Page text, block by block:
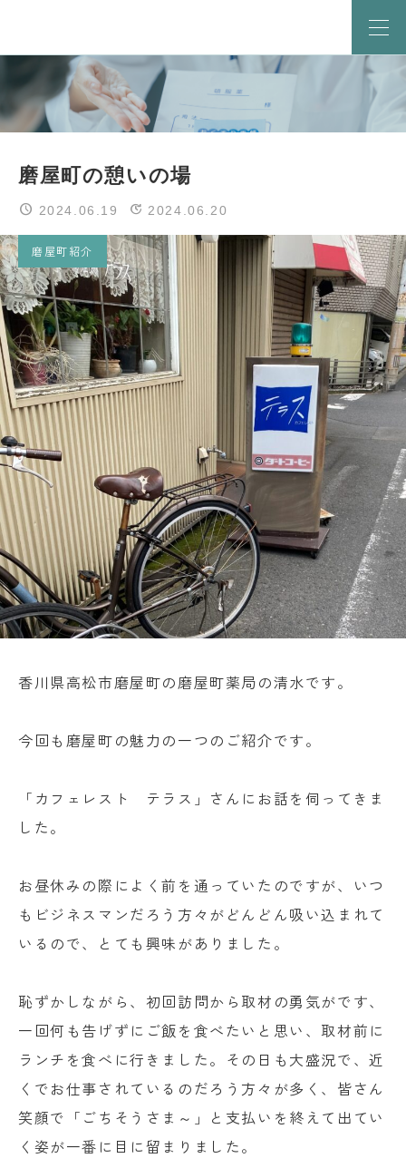
磨屋町の憩いの場
2024.06.19 2024.06.20
磨屋町紹介
香川県高松市磨屋町の磨屋町薬局の清水です。
今回も磨屋町の魅力の一つのご紹介です。
「カフェレスト テラス」さんにお話を伺ってきま
した。
お昼休みの際によく前を通っていたのですが、いつ
もビジネスマンだろう方々がどんどん吸い込まれて
いるので、とても興味がありました。
恥ずかしながら、初回訪問から取材の勇気がです、
一回何も告げずにご飯を食べたいと思い、取材前に
ランチを食べに行きました。その日も大盛況で、近
くでお仕事されているのだろう方々が多く、皆さん
笑顔で「ごちそうさま～」と支払いを終えて出てい
く姿が一番に目に留まりました。